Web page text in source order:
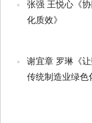
张强 王悦心《
化质效》
谢宜章 罗琳《
传统制造业绿色